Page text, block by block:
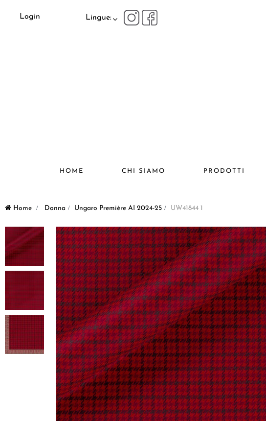
Login Lingue:
HOME CHI SIAMO PRODOTTI
Home > Donna > Ungaro Première AI 2024-25 > UW41844 1